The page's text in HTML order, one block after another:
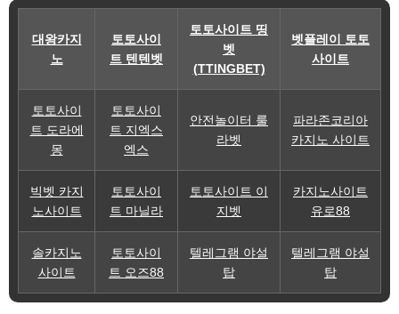
대왕카지
노
토토사이
트 텐텐벳
토토사이트 띵
벳
(TTINGBET)
벳플레이 토토
사이트
토토사이
트 도라에
몽
토토사이
트 지엑스
엑스
안전놀이터 룰
라벳
파라존코리아
카지노 사이트
빅벳 카지
노사이트
토토사이
트 마닐라
토토사이트 이
지벳
카지노사이트
유로88
솔카지노
사이트
토토사이
트 오즈88
텔레그램 야설
탑
텔레그램 야설
탑